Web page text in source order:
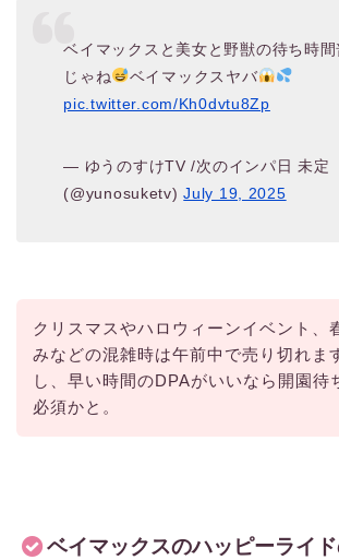
ベイマックスと美女と野獣の待ち時間
じゃね
ベイマックスヤバ
pic.twitter.com/Kh0dvtu8Zp
— ゆうのすけTV /次のインパ日 未定
(@yunosuketv)July 19, 2025
クリスマスやハロウィーンイベント、
みなどの混雑時は午前中で売り切れま
し、早い時間のDPAがいいなら開園待
必須かと。
ベイマックスのハッピーライ